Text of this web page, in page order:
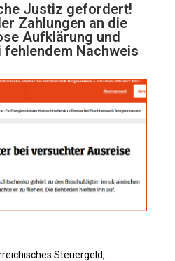
Justiz gefordert!
Zahlungen an die
Aufklärung und
Nachweis
Steuergeld,